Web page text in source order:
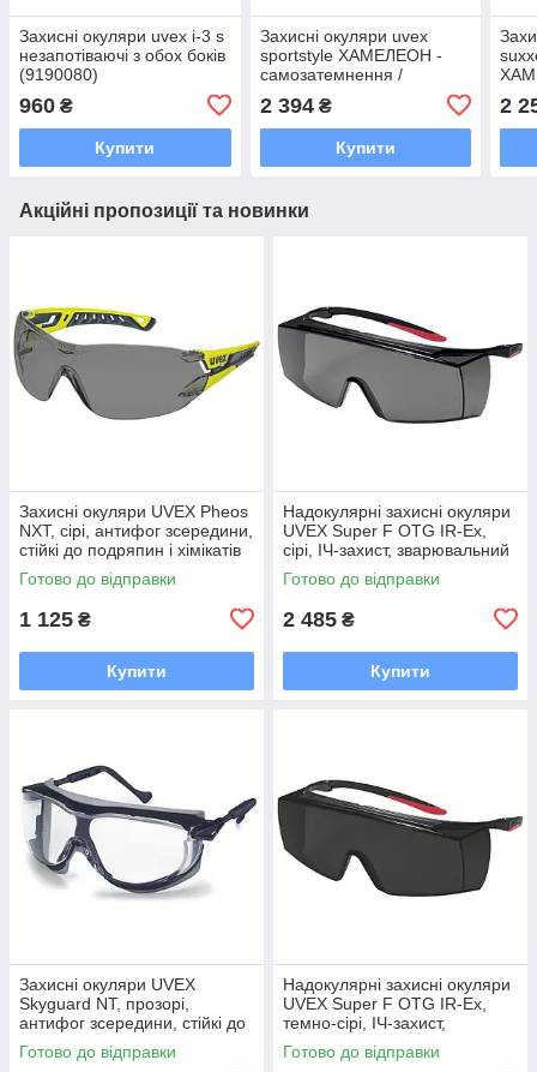
Захисні окуляри uvex i-3 s
незапотіваючі з обох боків
(9190080)
960 ₴
Купити
Захисні окуляри uvex
sportstyle ХАМЕЛЕОН -
самозатемнення /
протиосколочні (9193880)
2 394₴
Купити
2
Акційні пропозиції та новинки
Захисні окуляри UVEX Pheos
NXT, сірі, антифог зсередини,
стійкі до подряпин і хімікатів
ззовні (9128280)
Готово до відправки
1 125 ₴
Купити
Надокулярні захисні окуляри
UVEX Super F OTG IR-Ex,
сірі, ІЧ-захист, зварювальний
фільтр 3, антифог (9169173)
Готово до відправки
2 485 ₴
Купити
Захисні окуляри UVEX
Skyguard NT, прозорі,
антифог зсередини, стійкі до
подряпин і хімікатів ззовні
(9175260)
Готово до відправки
Надокулярні захисні окуляри
UVEX Super F OTG IR-Ex,
темно-сірі, ІЧ-захист,
зварювальний фільтр 5,
антифог (9169175)
Готово до відправки